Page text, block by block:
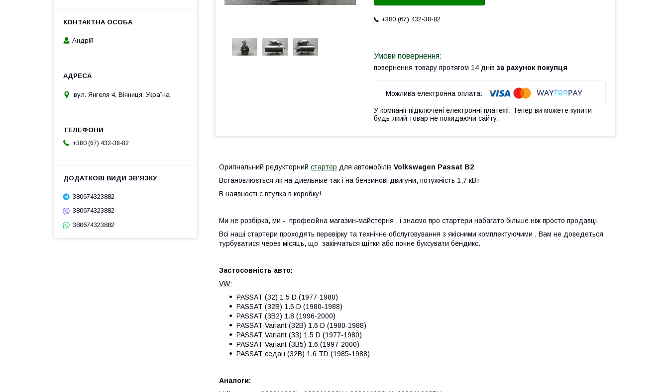
+380 (67) 432-38-82
повернення товару протягом 14 днів за рахунок покупця
У компанії підключені електронні платежі. Тепер ви можете купити
будь-який товар не покидаючи сайту.
Оригінальний редукторний стартер для автомобілів Volkswagen Passat B2
Встановлюється як на диельные так і на бензинові двигуни, потужність 1,7 кВт
В наявності є втулка в коробку!
Ми не розбірка, ми - професійна магазин-майстерня , і знаємо про стартери набагато більше ніж просто продавці.
Всі наші стартери проходять перевірку та технічне обслуговування з якісними комплектуючими , Вам не доведеться
турбуватися через місяць, що закінчаться щітки або почне буксувати бендикс.
Застосовність авто:
VW:
PASSAT (32) 1.5 D (1977-1980)
PASSAT (32B) 1.6 D (1980-1988)
PASSAT (3B2) 1.8 (1996-2000)
PASSAT Variant (32B) 1.6 D (1980-1988)
PASSAT Variant (33) 1.5 D (1977-1980)
PASSAT Variant (3B5) 1.6 (1997-2000)
PASSAT седан (32B) 1.6 TD (1985-1988)
Аналоги:
Андрій
вул. Янгеля 4, Вінниця, Україна
+380 (67) 432-38-82
380674323882
380674323882
380674323882